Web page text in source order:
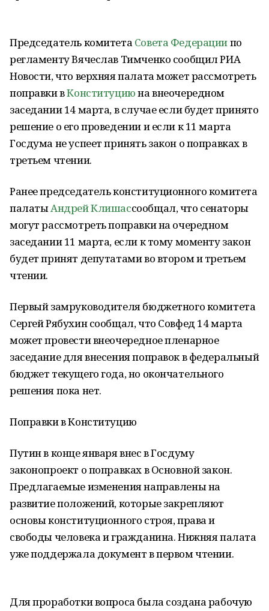
Председатель комитета Совета Федерациипо
регламенту Вячеслав Тимченко сообщил РИА
Новости, что верхняя палата может рассмотреть
поправки вКонституциюна внеочередном
заседании 14 марта, в случае если будет принято
решение о его проведении и если к 11 марта
Госдума не успеет принять закон о поправках в
третьем чтении.
Ранее председатель конституционного комитета
палатыАндрей Клишассообщал, что сенаторы
могут рассмотреть поправки на очередном
заседании 11 марта, если к тому моменту закон
будет принят депутатами во втором и третьем
чтении.
Первый замруководителя бюджетного комитета
Сергей Рябухин сообщал, что Совфед 14 марта
может провести внеочередное пленарное
заседание для внесения поправок в федеральный
бюджет текущего года, но окончательного
решения пока нет.
Поправки в Конституцию
Путин в конце января внес в Госдуму
законопроект о поправках в Основной закон.
Предлагаемые изменения направлены на
развитие положений, которые закрепляют
основы конституционного строя, права и
свободы человека и гражданина. Нижняя палата
уже поддержала документ в первом чтении.
Для проработки вопроса была создана рабочую